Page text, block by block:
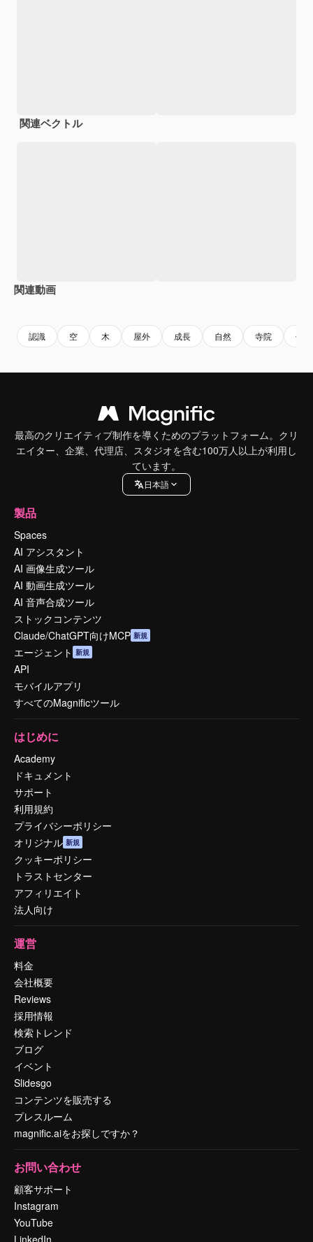
関連ベクトル
関連動画
認識 空 木 屋外 成長 自然 寺院 仏教
最高のクリエイティブ制作を導くためのプラットフォーム。クリ
エイター、企業、代理店、スタジオを含む100万人以上が利用し
ています。
日本語
製品
Spaces
AI アシスタント
AI 画像生成ツール
AI 動画生成ツール
AI 音声合成ツール
ストックコンテンツ
Claude/ChatGPT向けMCP 新規
エージェント 新規
API
モバイルアプリ
すべてのMagnificツール
はじめに
Academy
ドキュメント
サポート
利用規約
プライバシーポリシー
オリジナル 新規
クッキーポリシー
トラストセンター
アフィリエイト
法人向け
運営
料金
会社概要
Reviews
採用情報
検索トレンド
ブログ
イベント
Slidesgo
コンテンツを販売する
プレスルーム
magnific.aiをお探しですか？
お問い合わせ
顧客サポート
Instagram
YouTube
LinkedIn